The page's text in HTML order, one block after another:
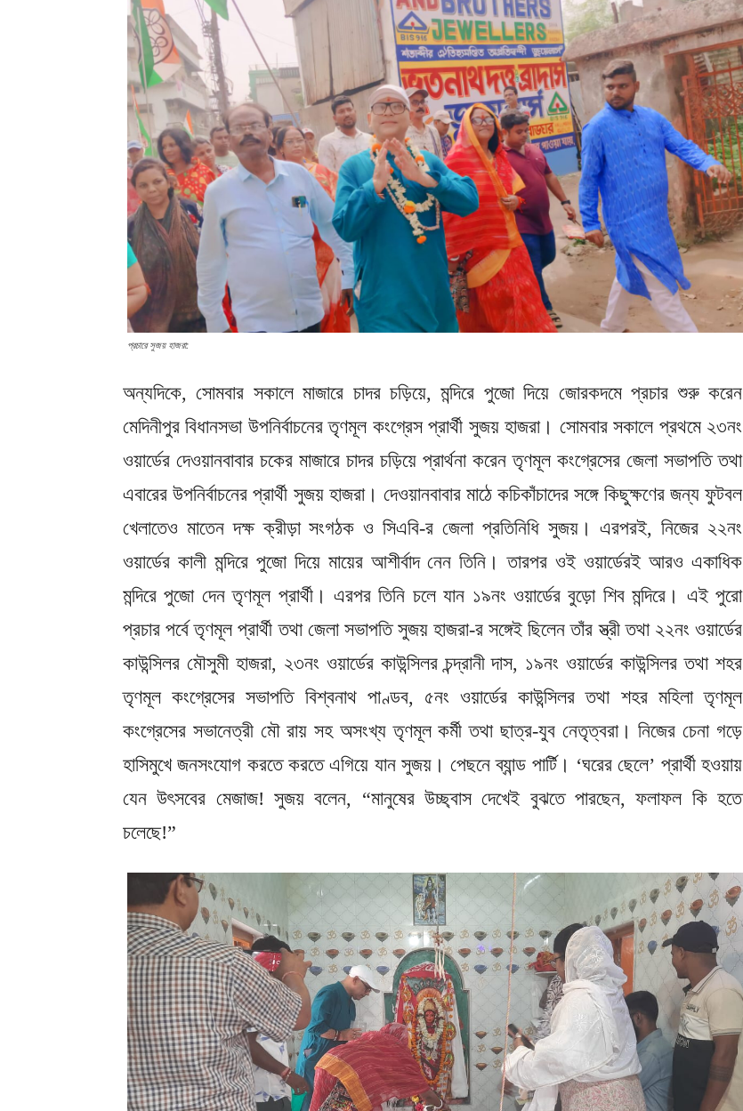
প্রচারে সুজয় হাজরা:
অন্যদিকে, সোমবার সকালে মাজারে চাদর চড়িয়ে, মন্দিরে পুজো দিয়ে জোরকদমে প্রচার শুরু করেন
মেদিনীপুর বিধানসভা উপনির্বাচনের তৃণমূল কংগ্রেস প্রার্থী সুজয় হাজরা। সোমবার সকালে প্রথমে ২৩নং
ওয়ার্ডের দেওয়ানবাবার চকের মাজারে চাদর চড়িয়ে প্রার্থনা করেন তৃণমূল কংগ্রেসের জেলা সভাপতি তথা
এবারের উপনির্বাচনের প্রার্থী সুজয় হাজরা। দেওয়ানবাবার মাঠে কচিকাঁচাদের সঙ্গে কিছুক্ষণের জন্য ফুটবল
খেলাতেও মাতেন দক্ষ ক্রীড়া সংগঠক ও সিএবি-র জেলা প্রতিনিধি সুজয়। এরপরই, নিজের ২২নং
ওয়ার্ডের কালী মন্দিরে পুজো দিয়ে মায়ের আশীর্বাদ নেন তিনি। তারপর ওই ওয়ার্ডেরই আরও একাধিক
মন্দিরে পুজো দেন তৃণমূল প্রার্থী। এরপর তিনি চলে যান ১৯নং ওয়ার্ডের বুড়ো শিব মন্দিরে। এই পুরো
প্রচার পর্বে তৃণমূল প্রার্থী তথা জেলা সভাপতি সুজয় হাজরা-র সঙ্গেই ছিলেন তাঁর স্ত্রী তথা ২২নং ওয়ার্ডের
কাউন্সিলর মৌসুমী হাজরা, ২৩নং ওয়ার্ডের কাউন্সিলর চন্দ্রানী দাস, ১৯নং ওয়ার্ডের কাউন্সিলর তথা শহর
তৃণমূল কংগ্রেসের সভাপতি বিশ্বনাথ পাণ্ডব, ৫নং ওয়ার্ডের কাউন্সিলর তথা শহর মহিলা তৃণমূল
কংগ্রেসের সভানেত্রী মৌ রায় সহ অসংখ্য তৃণমূল কর্মী তথা ছাত্র-যুব নেতৃত্বরা। নিজের চেনা গড়ে
হাসিমুখে জনসংযোগ করতে করতে এগিয়ে যান সুজয়। পেছনে ব্যান্ড পার্টি। ‘ঘরের ছেলে’ প্রার্থী হওয়ায়
যেন উৎসবের মেজাজ! সুজয় বলেন, “মানুষের উচ্ছ্বাস দেখেই বুঝতে পারছেন, ফলাফল কি হতে
চলেছে!”